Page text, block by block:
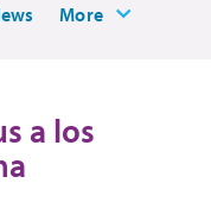
More
a los